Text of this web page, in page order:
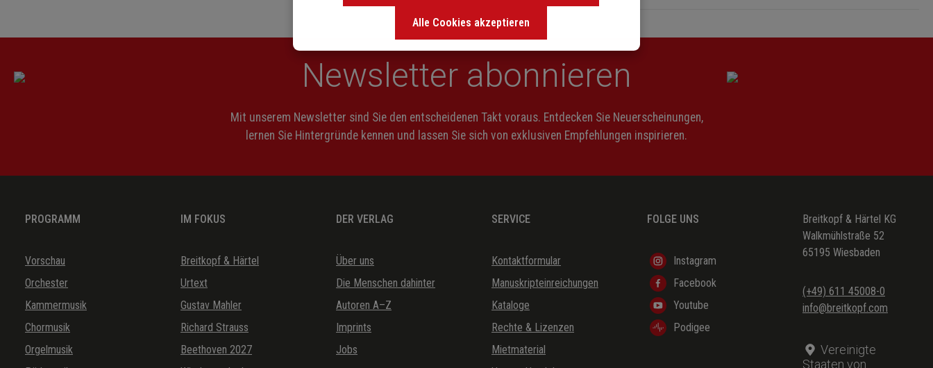
Newsletter abonnieren
Mit unserem Newsletter sind Sie den entscheidenen Takt voraus. Entdecken Sie Neuerscheinungen,
lernen Sie Hintergründe kennen und lassen Sie sich von exklusiven Empfehlungen inspirieren.
PROGRAMM
Vorschau
Orchester
Kammermusik
Chormusik
Orgelmusik
IM FOKUS
Breitkopf & Härtel
Urtext
Gustav Mahler
Richard Strauss
Beethoven 2027
DER VERLAG
Über uns
Die Menschen dahinter
Autoren A–Z
Imprints
Jobs
SERVICE
Kontaktformular
Manuskripteinreichungen
Kataloge
Rechte & Lizenzen
Mietmaterial
FOLGE UNS
Instagram
Facebook
Youtube
Podigee
Breitkopf & Härtel KG
Walkmühlstraße 52
65195 Wiesbaden
(+49) 611 45008-0
info@breitkopf.com
Vereinigte
Staaten von
Alle Cookies akzeptieren